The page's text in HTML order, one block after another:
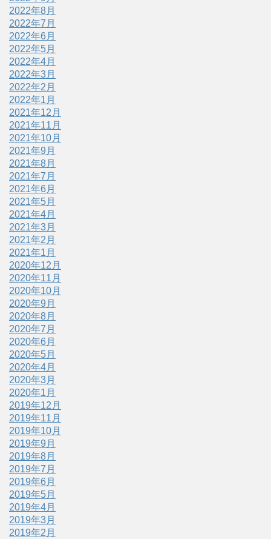
2022年8月
2022年7月
2022年6月
2022年5月
2022年4月
2022年3月
2022年2月
2022年1月
2021年12月
2021年11月
2021年10月
2021年9月
2021年8月
2021年7月
2021年6月
2021年5月
2021年4月
2021年3月
2021年2月
2021年1月
2020年12月
2020年11月
2020年10月
2020年9月
2020年8月
2020年7月
2020年6月
2020年5月
2020年4月
2020年3月
2020年1月
2019年12月
2019年11月
2019年10月
2019年9月
2019年8月
2019年7月
2019年6月
2019年5月
2019年4月
2019年3月
2019年2月